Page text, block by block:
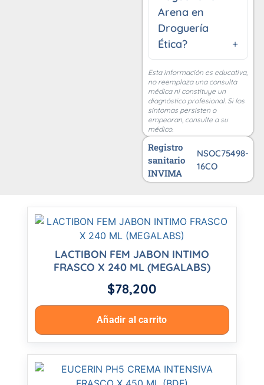
Arena en
Droguería
Ética?
Esta información es educativa,
no reemplaza una consulta
médica ni constituye un
diagnóstico profesional. Si los
síntomas persisten o
empeoran, consulte a su
médico.
Registro
sanitario
INVIMA
NSOC75498-
16CO
LACTIBON FEM JABON INTIMO
FRASCO X 240 ML (MEGALABS)
$78,200
Añadir al carrito